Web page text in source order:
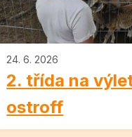
24. 6. 2026
2. třída na
ostroff